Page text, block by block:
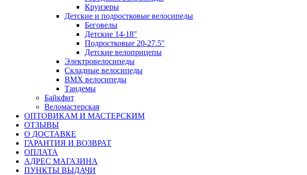
Круизеры
Детские и подростковые велосипеды
Беговелы
Детские 14-18"
Подростковые 20-27.5"
Детские велоприцепы
Электровелосипеды
Складные велосипеды
BMX велосипеды
Тандемы
Байкфит
Веломастерская
ОПТОВИКАМ И МАСТЕРСКИМ
ОТЗЫВЫ
О ДОСТАВКЕ
ГАРАНТИЯ И ВОЗВРАТ
ОПЛАТА
АДРЕС МАГАЗИНА
ПУНКТЫ ВЫДАЧИ